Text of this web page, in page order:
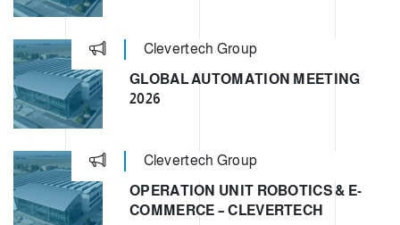
Clevertech Group
GLOBAL AUTOMATION MEETING
2026
Clevertech Group
OPERATION UNIT ROBOTICS & E-
COMMERCE – CLEVERTECH